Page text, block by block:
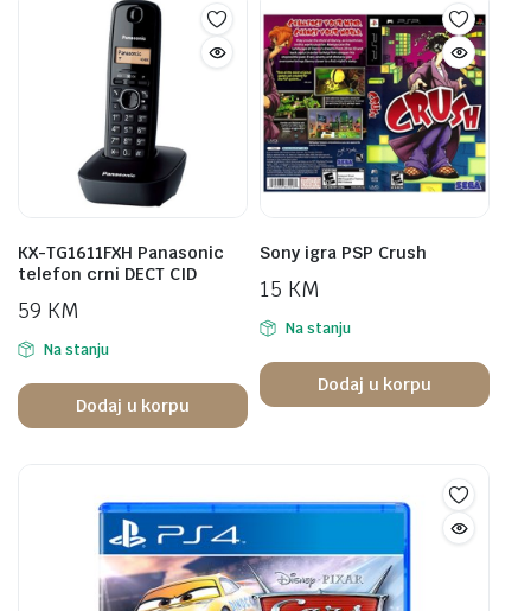
KX-TG1611FXH Panasonic
telefon crni DECT CID
59 KM
Na stanju
Dodaj u korpu
Sony igra PSP Crush
15 KM
Na stanju
Dodaj u korpu